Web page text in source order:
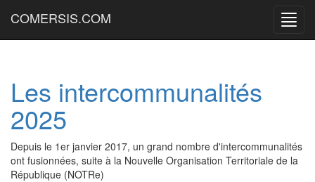
Menu
COMERSIS.COM
Les intercommunalités
2025
Depuis le 1er janvier 2017, un grand nombre d'intercommunalités
ont fusionnées, suite à la Nouvelle Organisation Territoriale de la
République (NOTRe)